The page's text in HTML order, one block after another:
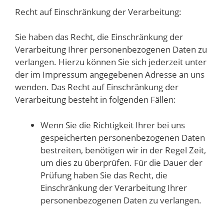
Recht auf Einschränkung der Verarbeitung:
Sie haben das Recht, die Einschränkung der
Verarbeitung Ihrer personenbezogenen Daten zu
verlangen. Hierzu können Sie sich jederzeit unter
der im Impressum angegebenen Adresse an uns
wenden. Das Recht auf Einschränkung der
Verarbeitung besteht in folgenden Fällen:
Wenn Sie die Richtigkeit Ihrer bei uns
gespeicherten personenbezogenen Daten
bestreiten, benötigen wir in der Regel Zeit,
um dies zu überprüfen. Für die Dauer der
Prüfung haben Sie das Recht, die
Einschränkung der Verarbeitung Ihrer
personenbezogenen Daten zu verlangen.